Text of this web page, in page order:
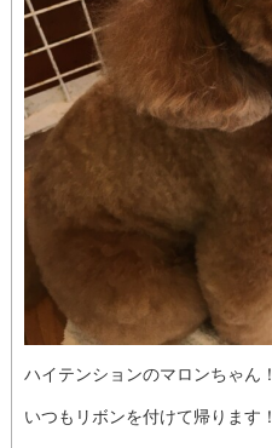
ハイテンションのマロンちゃん！
いつもリボンを付けて帰ります！